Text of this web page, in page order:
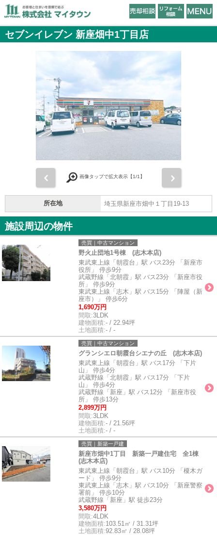
セブンイレブン 新座畑中1丁目店
画像タップで拡大表示【1/1】
所在地 埼玉県新座市畑中１丁目19-13
施設周辺の物件
売買｜中古マンション
野火止団地1号棟 (志木本店)
東武東上線「朝霞台」駅 バス23分 「新座市
役所」 停歩9分
武蔵野線「北朝霞」駅 バス23分 「新座市役
所」 停歩9分
東武東上線「志木」駅 バス15分 「陣屋（新
座市）」 停歩6分
1,690万円
間取:3LDK
建物面積:- / 22.94坪
土地面積:- / -
売買｜中古マンション
グランシエロ朝霞台シエナの丘 (志木本店)
東武東上線「朝霞台」駅 バス17分 「下片
山」 停歩4分
武蔵野線「北朝霞」駅 バス17分 「下片
山」 停歩4分
武蔵野線「新座」駅 バス12分 「新座市役
所」 停歩13分
2,899万円
間取:3LDK
建物面積:- / 21.56坪
土地面積:- / -
売買｜新築一戸建
新座市畑中1丁目 新築一戸建住宅 全1棟
(志木本店)
東武東上線「朝霞台」駅 バス10分 「榎木ガ
ード」 停歩9分
東武東上線「志木」駅 バス10分 「新座警察
署前」 停歩10分
武蔵野線「新座」駅 徒歩23分
3,580万円
間取:4LDK
建物面積:103.51㎡ / 31.31坪
土地面積:92.83㎡ / 28.08坪